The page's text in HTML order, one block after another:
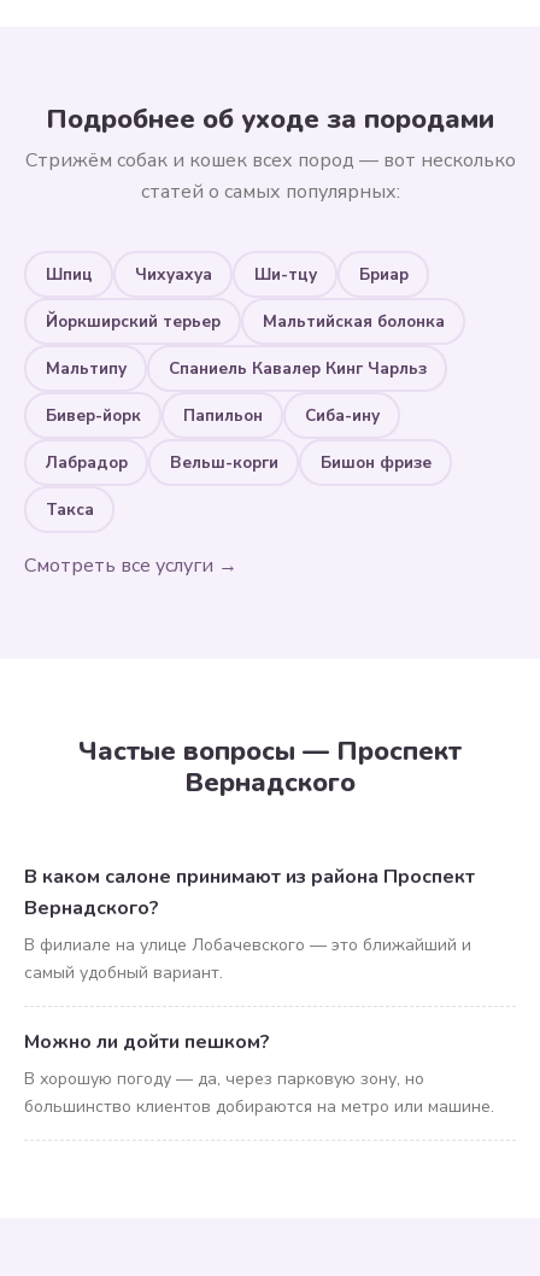
Подробнее об уходе за породами
Стрижём собак и кошек всех пород — вот несколько
статей о самых популярных:
Шпиц Чихуахуа Ши-тцу Бриар
Йоркширский терьер Мальтийская болонка
Мальтипу Спаниель Кавалер Кинг Чарльз
Бивер-йорк Папильон Сиба-ину
Лабрадор Вельш-корги Бишон фризе
Такса
Смотреть все услуги →
Частые вопросы — Проспект
Вернадского
В каком салоне принимают из района Проспект
Вернадского?
В филиале на улице Лобачевского — это ближайший и
самый удобный вариант.
Можно ли дойти пешком?
В хорошую погоду — да, через парковую зону, но
большинство клиентов добираются на метро или машине.